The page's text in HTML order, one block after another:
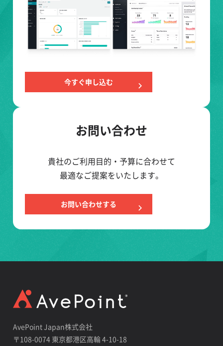
今すぐ申し込む
お問い合わせ
貴社のご利用目的・予算に合わせて
最適なご提案をいたします。
お問い合わせする
AvePoint Japan株式会社
〒108-0074 東京都港区高輪 4-10-18